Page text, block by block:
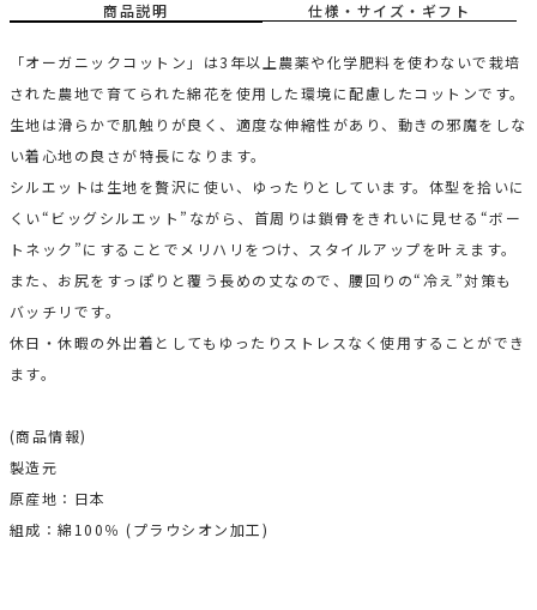
商品説明 仕様・サイズ・ギフト
「オーガニックコットン」は3年以上農薬や化学肥料を使わないで栽培
された農地で育てられた綿花を使用した環境に配慮したコットンです。
生地は滑らかで肌触りが良く、適度な伸縮性があり、動きの邪魔をしな
い着心地の良さが特長になります。
シルエットは生地を贅沢に使い、ゆったりとしています。体型を拾いに
くい“ビッグシルエット”ながら、首周りは鎖骨をきれいに見せる“ボー
トネック”にすることでメリハリをつけ、スタイルアップを叶えます。
また、お尻をすっぽりと覆う長めの丈なので、腰回りの“冷え”対策も
バッチリです。
休日・休暇の外出着としてもゆったりストレスなく使用することができ
ます。
(商品情報)
製造元
原産地：日本
組成：綿100％ (プラウシオン加工)